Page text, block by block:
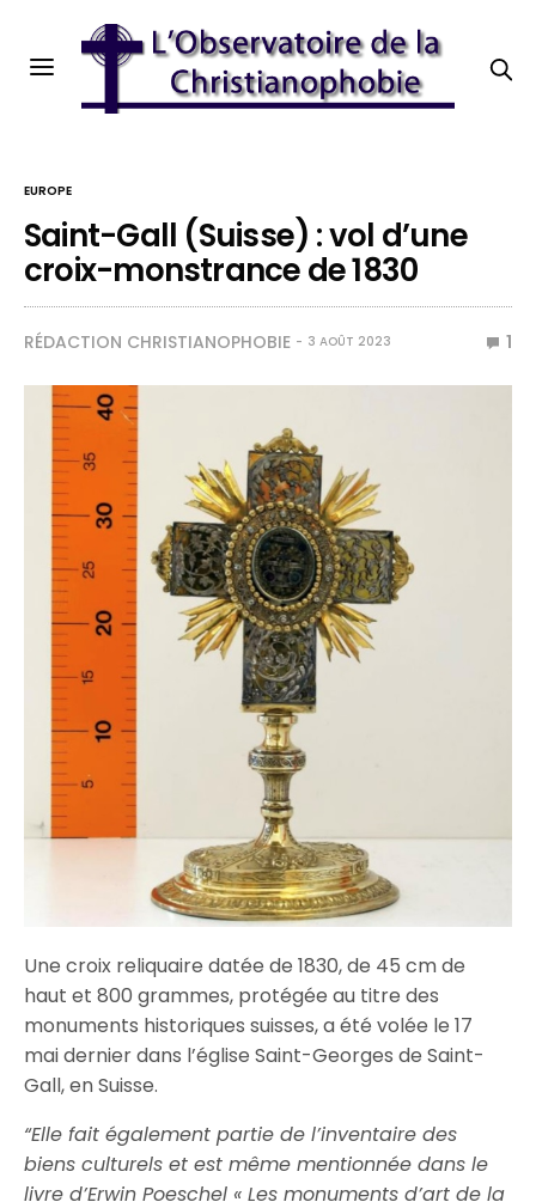
EUROPE
Saint-Gall (Suisse) : vol d’une
croix-monstrance de 1830
RÉDACTION CHRISTIANOPHOBIE 3 AOÛT 2023 1
Une croix reliquaire datée de 1830, de 45 cm de
haut et 800 grammes, protégée au titre des
monuments historiques suisses, a été volée le 17
mai dernier dans l’église Saint-Georges de Saint-
Gall, en Suisse.
“Elle fait également partie de l’inventaire des
biens culturels et est même mentionnée dans le
livre d’Erwin Poeschel « Les monuments d’art de la